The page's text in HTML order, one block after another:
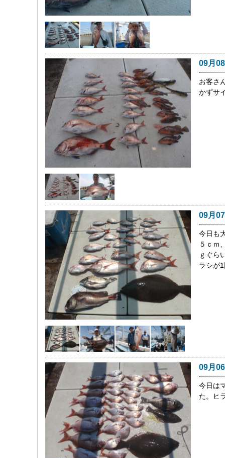
09月
お客さ
かずサ
09月
今日も
５ｃｍ
ｇぐら
ラシが
09月
今日は
た。ヒ